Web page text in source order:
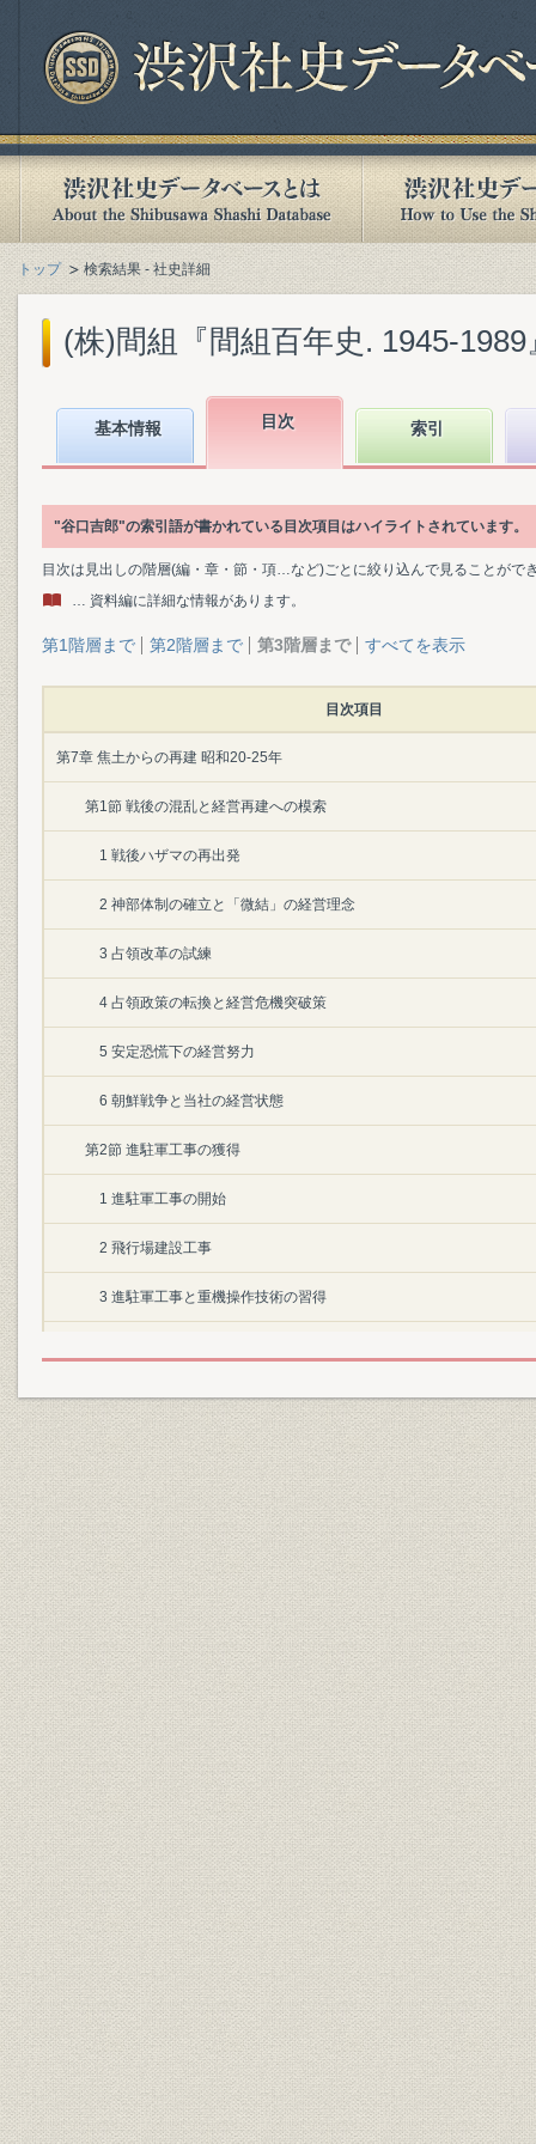
トップ 検索結果 - 社史詳細
(株)間組『間組百年史. 1945-1989
基本情報 目次 索引
"谷口吉郎"の索引語が書かれている目次項目はハイライトされています。
目次は見出しの階層(編・章・節・項…など)ごとに絞り込んで見ることがで
… 資料編に詳細な情報があります。
第1階層まで 第2階層まで 第3階層まで すべてを表示
目次項目
第7章 焦土からの再建 昭和20-25年
第1節 戦後の混乱と経営再建への模索
1 戦後ハザマの再出発
2 神部体制の確立と「微結」の経営理念
3 占領改革の試練
4 占領政策の転換と経営危機突破策
5 安定恐慌下の経営努力
6 朝鮮戦争と当社の経営状態
第2節 進駐軍工事の獲得
1 進駐軍工事の開始
2 飛行場建設工事
3 進駐軍工事と重機操作技術の習得
第3節 経済復興工事の展開
1 明治神宮仮本殿戦災復興工事
2 広島市の復興と当社
3 輸送力の回復
4 石炭産業の復興と炭鉱工事
5 電力工事の再開
6 重要産業の復興にともなう建設工事
7 食糧増産と農業水利事業
8 都市機能の回復工事
第4節 災害復旧工事
1 カスリーン台風の復旧
2 全国各地での災害復旧工事
第8章 ダム建設の王者 昭和26-35年
第1節 経営規模の拡大と体制の充実
1 軌道に乗った経済自立化
2 大規模電源開発工事の幕開け